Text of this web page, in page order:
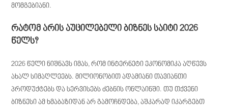
მომგებიანი.
რატომ არის აუცილებელი ბიზნეს საიტი 2026
წელს?
2026 წელი ნიშნავს იმას, რომ ინტერნეტი ეკონომიკა აღწევს
ახალ სიმაღლეებს. მილიონობით ადამიანი თავიანთი
პროდუქტებს და სერვისებს ძებნის ონლაინში. თუ თქვენი
ბიზნესი ამ ხმაბაზიდან არ გამოჩნდება, აშკარად იკარგებთ